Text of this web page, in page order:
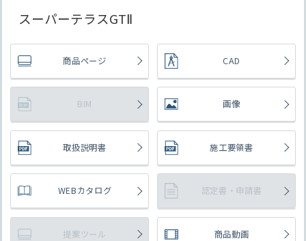
スーパーテラスGTⅡ
商品ページ CAD
BIM 画像
取扱説明書 施工要領書
WEBカタログ 認定書・申請書
提案ツール 商品動画